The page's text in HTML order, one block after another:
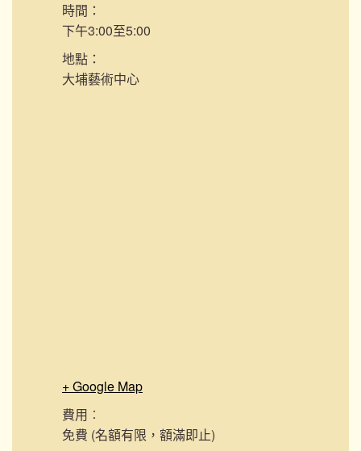
時間：
下午3:00至5:00
地點：
大埔藝術中心
+ Google Map
費用︰
免費 (名額有限，額滿即止)